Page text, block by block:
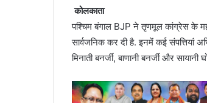
कोलकाता
पश्चिम बंगाल BJP ने तृणमूल कांग्रेस के
सार्वजनिक कर दी है. इनमें कई संपत्तियां
मिनाती बनर्जी, बाणानी बनर्जी और